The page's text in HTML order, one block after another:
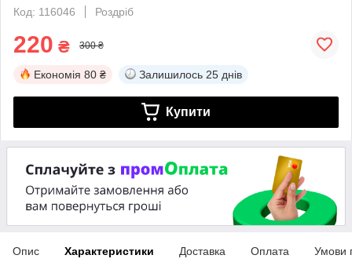
Код: 116046
Роздріб
220 ₴ 300 ₴
Економія 80 ₴ Залишилось 25 днів
Купити
Опис Характеристики Доставка Оплата Умови